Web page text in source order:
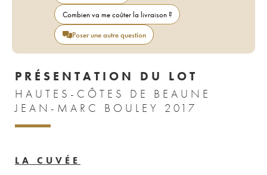
Combien va me coûter la livraison ?
Poser une autre question
PRÉSENTATION DU LOT
HAUTES-CÔTES DE BEAUNE
JEAN-MARC BOULEY 2017
LA CUVÉE